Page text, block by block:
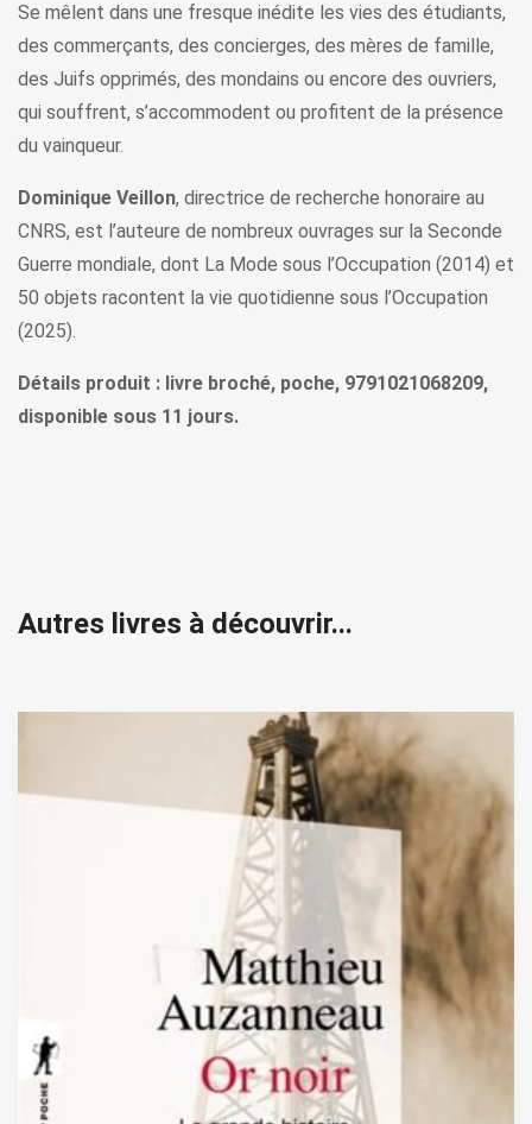
Se mêlent dans une fresque inédite les vies des étudiants,
des commerçants, des concierges, des mères de famille,
des Juifs opprimés, des mondains ou encore des ouvriers,
qui souffrent, s’accommodent ou profitent de la présence
du vainqueur.
Dominique Veillon, directrice de recherche honoraire au
CNRS, est l’auteure de nombreux ouvrages sur la Seconde
Guerre mondiale, dont La Mode sous l’Occupation (2014) et
50 objets racontent la vie quotidienne sous l’Occupation
(2025).
Détails produit : livre broché, poche, 9791021068209,
disponible sous 11 jours.
Autres livres à découvrir...